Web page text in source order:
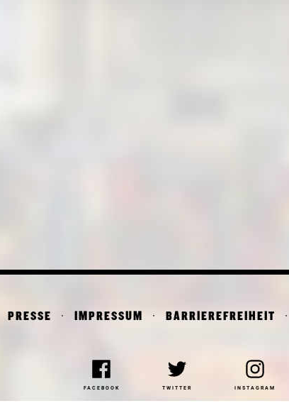
PRESSE IMPRESSUM BARRIEREFREIHEIT
FACEBOOK TWITTER INSTAGRAM